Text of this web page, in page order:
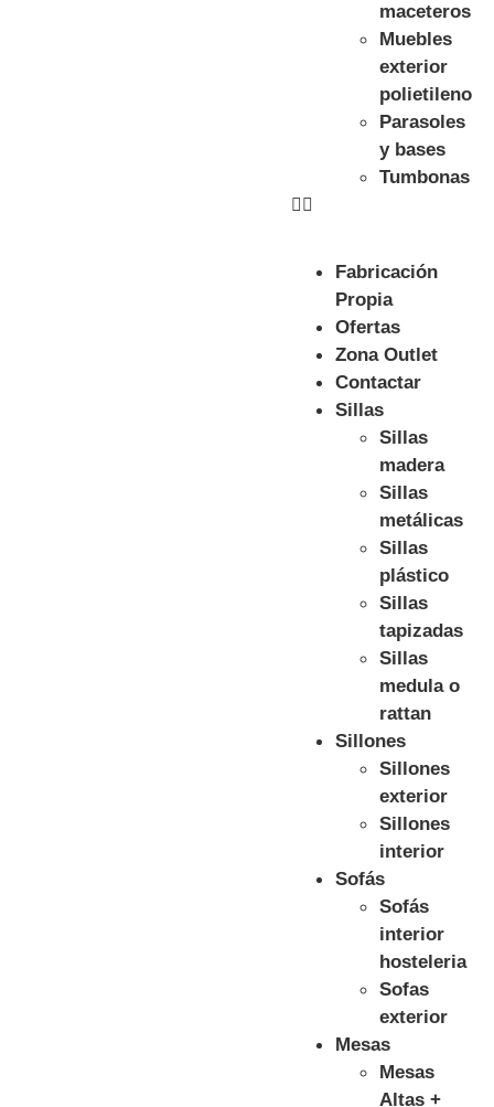
maceteros
Muebles
exterior
polietileno
Parasoles
y bases
Tumbonas
Fabricación
Propia
Ofertas
Zona Outlet
Contactar
Sillas
Sillas
madera
Sillas
metálicas
Sillas
plástico
Sillas
tapizadas
Sillas
medula o
rattan
Sillones
Sillones
exterior
Sillones
interior
Sofás
Sofás
interior
hosteleria
Sofas
exterior
Mesas
Mesas
Altas +